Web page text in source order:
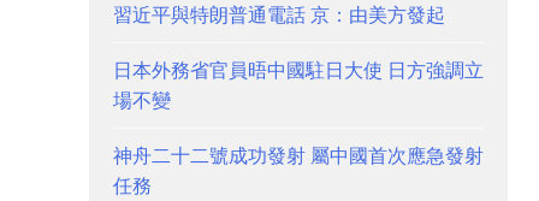
習近平與特朗普通電話 京：由美方發起
日本外務省官員晤中國駐日大使 日方強調立
場不變
神舟二十二號成功發射 屬中國首次應急發射
任務